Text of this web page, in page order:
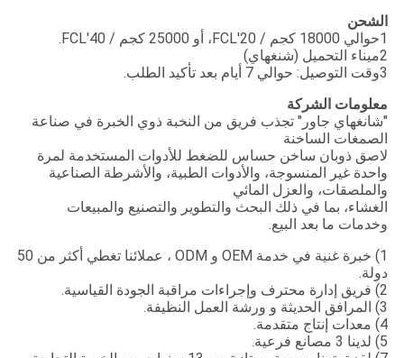
الشحن
1حوالي 18000 كجم / 20'FCL، أو 25000 كجم / 40'FCL.
2ميناء التحميل (شنغهاي)
3وقت التوصيل: حوالي 7 أيام بعد تأكيد الطلب.
معلومات الشركة
"شانغهاي جاور" تجذب فريق من النخبة ذوي الخبرة في صناعة
الصمغات الساخنة
لاصق ذوبان ساخن حساس للضغط للأدوات المستخدمة لمرة
واحدة غير المنسوجة، والأدوات الطبية، والأشرطة الصناعية
والملصقات، والعزل المائي
الغشاء، بما في ذلك البحث والتطوير والتصنيع والمبيعات
وخدمات ما بعد البيع.
1) خبرة غنية في خدمة OEM و ODM ، عملائنا تغطي أكثر من 50
دولة.
2) فريق إدارة محترف وإجراءات مراقبة الجودة القياسية.
3) المرافق الحديثة و ورشة العمل النظيفة.
4) معدات إنتاج متقدمة.
5) لدينا 3 مصانع فرعية.